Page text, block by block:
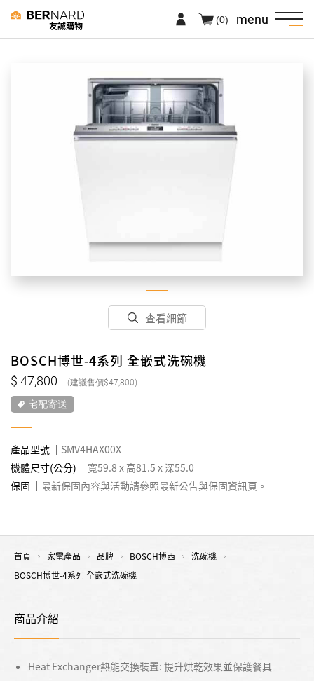
友誠購物 menu
(0)
查看細節
BOSCH博世-4系列 全嵌式洗碗機
47,800 47,800
宅配寄送
產品型號
SMV4HAX00X
機體尺寸(公分)
寬59.8 x 高81.5 x 深55.0
保固
最新保固內容與活動請參照最新公告與保固資訊頁。
首頁 家電產品 品牌 BOSCH博西
洗碗機
BOSCH博世-4系列 全嵌式洗碗機
商品介紹
Heat Exchanger熱能交換裝置: 提升烘乾效果並保護餐具